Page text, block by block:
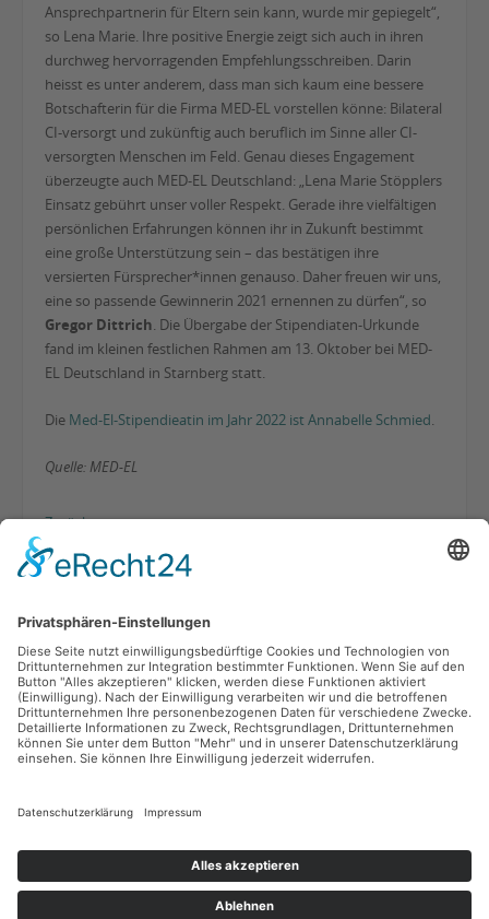
Ansprechpartnerin für Eltern sein kann, wurde mir gepiegelt“,
so Lena Marie. Ihre positive Energie zeigt sich auch in ihren
durchweg hervorragenden Empfehlungsschreiben. Darin
heisst es unter anderem, dass man sich kaum eine bessere
Botschafterin für die Firma MED-EL vorstellen könne: Bilateral
CI-versorgt und zukünftig auch beruflich im Sinne aller CI-
versorgten Menschen im Feld. Genau dieses Engagement
überzeugte auch MED-EL Deutschland: „Lena Marie Stöpplers
Einsatz gebührt unser voller Respekt. Gerade ihre vielfältigen
persönlichen Erfahrungen können ihr in Zukunft bestimmt
eine große Unterstützung sein – das bestätigen ihre
versierten Fürsprecher*innen genauso. Daher freuen wir uns,
eine so passende Gewinnerin 2021 ernennen zu dürfen“, so
Gregor Dittrich. Die Übergabe der Stipendiaten-Urkunde
fand im kleinen festlichen Rahmen am 13. Oktober bei MED-
EL Deutschland in Starnberg statt.
Die Med-El-Stipendieatin im Jahr 2022 ist Annabelle Schmied.
Quelle: MED-EL
Zurück